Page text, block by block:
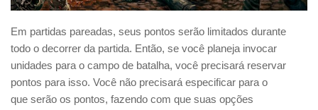
Em partidas pareadas, seus pontos serão limitados durante
todo o decorrer da partida. Então, se você planeja invocar
unidades para o campo de batalha, você precisará reservar
pontos para isso. Você não precisará especificar para o
que serão os pontos, fazendo com que suas opções